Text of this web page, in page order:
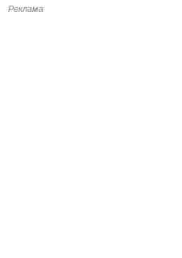
Реклама